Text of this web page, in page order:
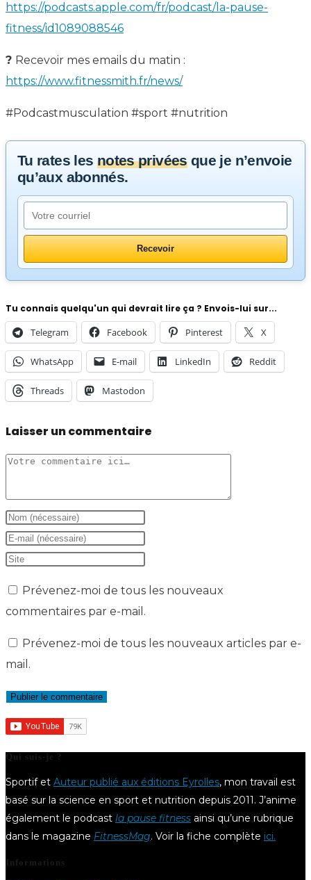
https://podcasts.apple.com/fr/podcast/la-pause-
fitness/id1089088546
? Recevoir mes emails du matin :
https://www.fitnessmith.fr/news/
#Podcastmusculation #sport #nutrition
Tu rates les notes privéesque je n’envoie
qu’aux abonnés.
Tu connais quelqu'un qui devrait lire ça ? Envois-lui sur...
Telegram Facebook Pinterest X
WhatsApp E-mail LinkedIn Reddit
Threads Mastodon
Laisser un commentaire
Comment
Enter
your
name
comment
Enter
your
comment
Saisir
site
(facultatif)
Prévenez-moi de tous les nouveaux
commentaires par e-mail.
Prévenez-moi de tous les nouveaux articles par e-
mail.
Qui suis-je ?
Sportif et Auteur publié aux éditions Eyrolles, mon travail est
basé sur la science en sport et nutrition depuis 2011. J’anime
également le podcast la pause fitness ainsi qu’une rubrique
dans le magazine FitnessMag. Voir la fiche complète ici.
Informations